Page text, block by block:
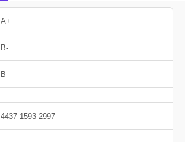
A+
B-
B
4437 1593 2997